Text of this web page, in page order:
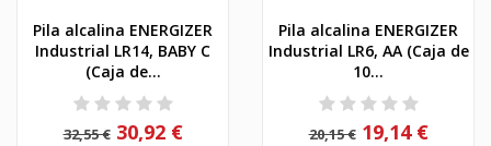
Pila alcalina ENERGIZER
Industrial LR14, BABY C
(Caja de...
32,55 € 30,92 €
Pila alcalina ENERGIZER
Industrial LR6, AA (Caja de
10...
20,15 € 19,14 €